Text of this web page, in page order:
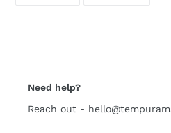
Need help?
Reach out -